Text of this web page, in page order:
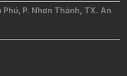
Phú, P. Nhơn Thành, TX. An